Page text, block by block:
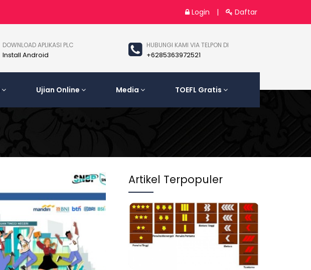
Login | Daftar
HUBUNGI KAMI VIA TELPON DI
+6285363972521
DOWNLOAD APLIKASI PLC
Install Android
Ujian Online Media TOEFL Gratis
Artikel Terpopuler